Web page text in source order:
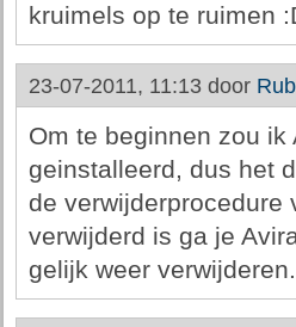
kruimels op te ruimen
23-07-2011, 11:13 door
Om te beginnen zou
geinstalleerd, dus het
de verwijderprocedure
verwijderd is ga je
gelijk weer verwijderen.